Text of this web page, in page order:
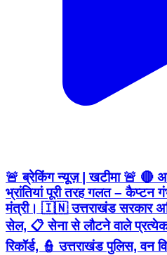
🚨 ब्रेकिंग न्यूज़ | खटीमा 🚨 🔴
भ्रांतियां पूरी तरह गलत – कैप्टन
मंत्री। 🇮🇳 उत्तराखंड सरकार
सेल, 📋 सेना से लौटने वाले प्रत्येक
रिकॉर्ड, 👮 उत्तराखंड पुलिस, वन